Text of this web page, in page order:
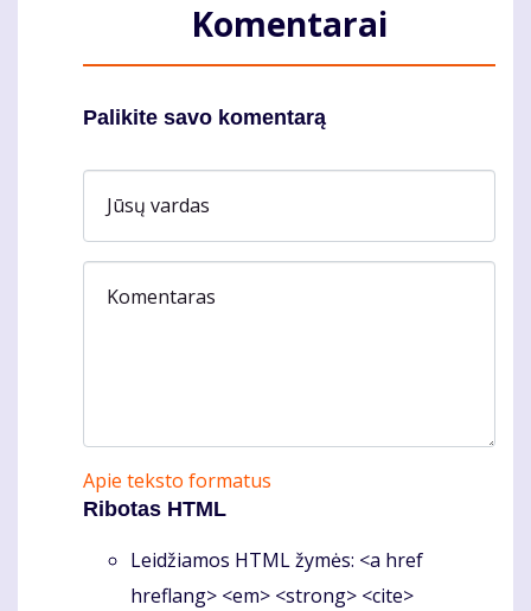
Komentarai
Palikite savo komentarą
Jūsų vardas
Komentaras
Apie teksto formatus
Ribotas HTML
Leidžiamos HTML žymės: <a href
hreflang> <em> <strong> <cite>